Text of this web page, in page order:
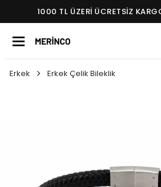
1000 TL ÜZERI ÜCRETSIZ
Erkek Erkek Çelik Bileklik